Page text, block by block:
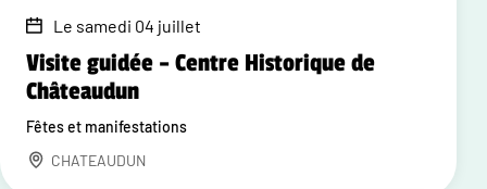
Le samedi 04 juillet
Visite guidée – Centre Historique de
Châteaudun
Fêtes et manifestations
CHATEAUDUN